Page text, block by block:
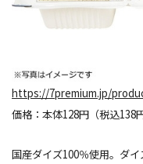
https://7premium.jp/
価格：本体128円（税込138円
国産ダイズ100％使用。ダ